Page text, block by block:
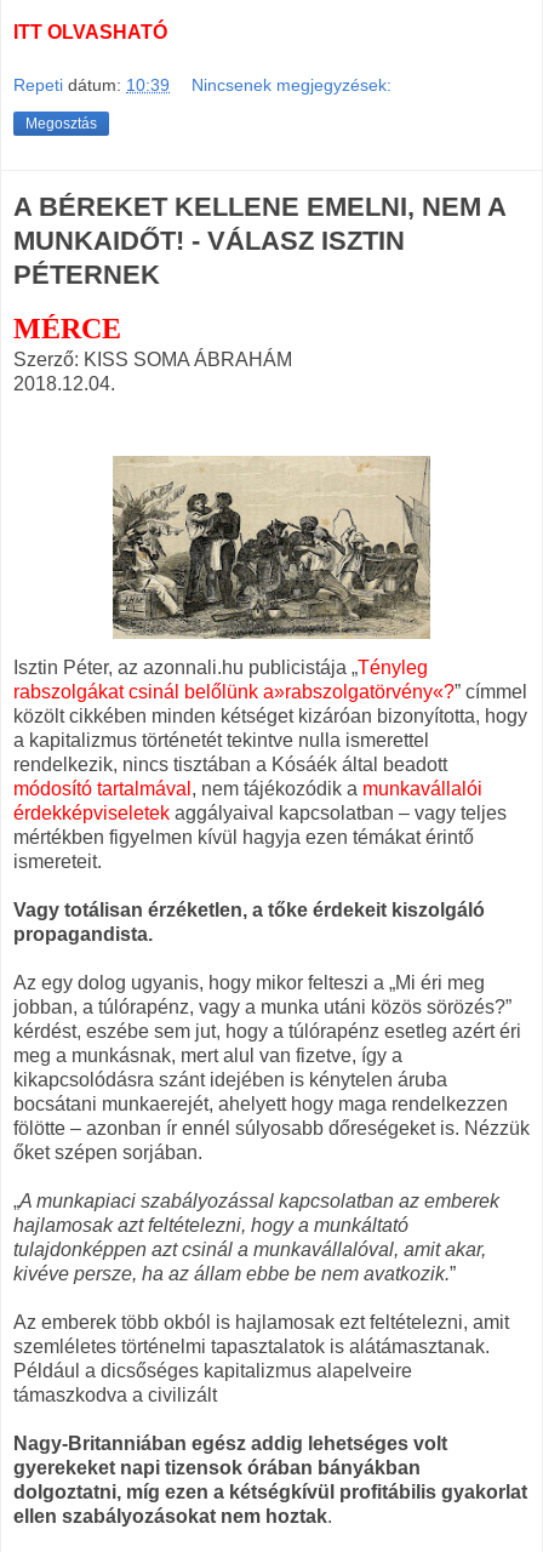
ITT OLVASHATÓ
Repeti dátum: 10:39 Nincsenek megjegyzések:
Megosztás
A BÉREKET KELLENE EMELNI, NEM A
MUNKAIDŐT! - VÁLASZ ISZTIN
PÉTERNEK
MÉRCE
Szerző: KISS SOMA ÁBRAHÁM
2018.12.04.
Isztin Péter, az azonnali.hu publicistája „Tényleg
rabszolgákat csinál belőlünk a»rabszolgatörvény«?” címmel
közölt cikkében minden kétséget kizáróan bizonyította, hogy
a kapitalizmus történetét tekintve nulla ismerettel
rendelkezik, nincs tisztában a Kósáék által beadott
módosító tartalmával , nem tájékozódik a munkavállalói
érdekképviseletek aggályaival kapcsolatban – vagy teljes
mértékben figyelmen kívül hagyja ezen témákat érintő
ismereteit.
Vagy totálisan érzéketlen, a tőke érdekeit kiszolgáló
propagandista.
Az egy dolog ugyanis, hogy mikor felteszi a „Mi éri meg
jobban, a túlórapénz, vagy a munka utáni közös sörözés?”
kérdést, eszébe sem jut, hogy a túlórapénz esetleg azért éri
meg a munkásnak, mert alul van fizetve, így a
kikapcsolódásra szánt idejében is kénytelen áruba
bocsátani munkaerejét, ahelyett hogy maga rendelkezzen
fölötte – azonban ír ennél súlyosabb dőreségeket is. Nézzük
őket szépen sorjában.
„A munkapiaci szabályozással kapcsolatban az emberek
hajlamosak azt feltételezni, hogy a munkáltató
tulajdonképpen azt csinál a munkavállalóval, amit akar,
kivéve persze, ha az állam ebbe be nem avatkozik.”
Az emberek több okból is hajlamosak ezt feltételezni, amit
szemléletes történelmi tapasztalatok is alátámasztanak.
Például a dicsőséges kapitalizmus alapelveire
támaszkodva a civilizált
Nagy-Britanniában egész addig lehetséges volt
gyerekeket napi tizensok órában bányákban
dolgoztatni, míg ezen a kétségkívül profitábilis gyakorlat
ellen szabályozásokat nem hoztak.